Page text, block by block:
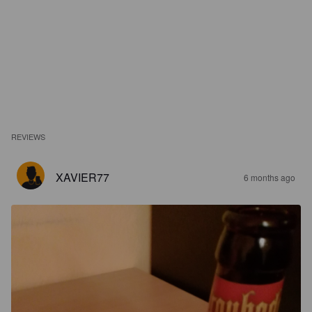
REVIEWS
XAVIER77 6 months ago